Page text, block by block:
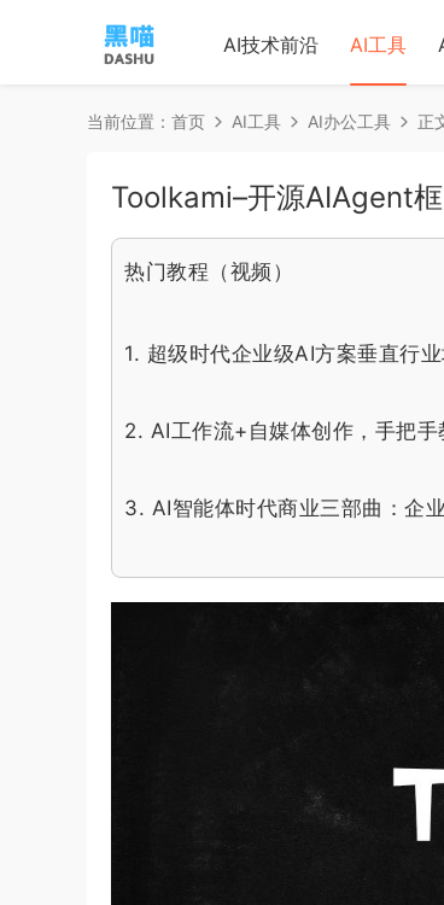
AI技术前沿 AI工具
当前位置： 首页 AI工具 AI办公工具 正
Toolkami–开源AIAgent
热门教程（视频）
1. 超级时代企业级AI方案垂直行
2. AI工作流+自媒体创作，手把
3. AI智能体时代商业三部曲：企